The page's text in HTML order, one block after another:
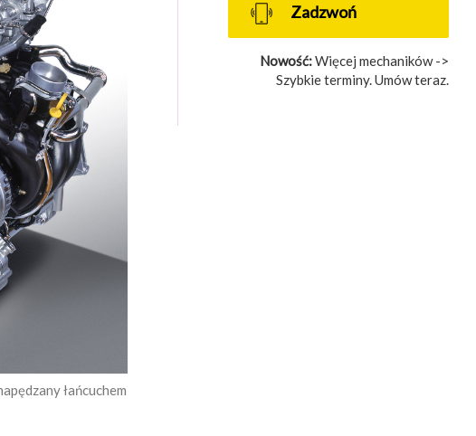
Zadzwoń
Nowość:Więcej mechaników ->
Szybkie terminy. Umów teraz.
łańcuchem